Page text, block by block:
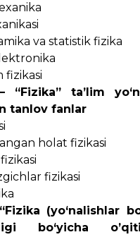
va statistik fizika
fizikasi
“Fizika” ta’lim
tanlov fanlar
holat fizikasi
fizikasi
(yo‘nalishlar
bo‘yicha